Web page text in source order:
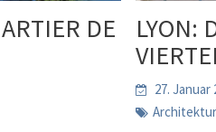
DE
LYON:
27. Januar
Architektur